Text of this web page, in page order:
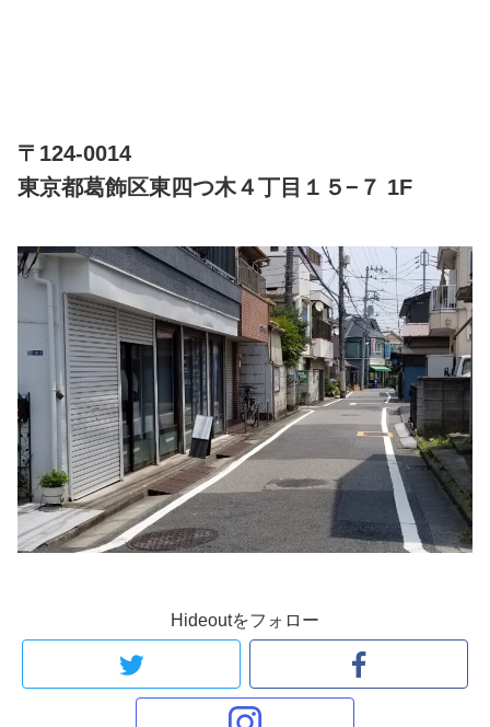
〒124-0014
東京都葛飾区東四つ木４丁目１５−７ 1F
Hideoutをフォロー